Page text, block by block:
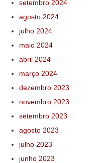
setembro 2024
agosto 2024
julho 2024
maio 2024
abril 2024
março 2024
dezembro 2023
novembro 2023
setembro 2023
agosto 2023
julho 2023
junho 2023